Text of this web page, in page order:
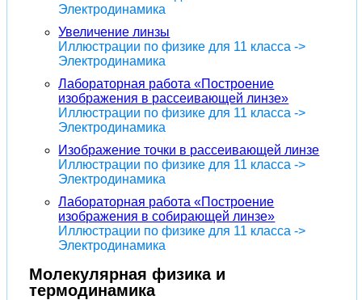
Электродинамика
Увеличение линзы
Иллюстрации по физике для 11 класса ->
Электродинамика
Лабораторная работа «Построение
изображения в рассеивающей линзе»
Иллюстрации по физике для 11 класса ->
Электродинамика
Изображение точки в рассеивающей линзе
Иллюстрации по физике для 11 класса ->
Электродинамика
Лабораторная работа «Построение
изображения в собирающей линзе»
Иллюстрации по физике для 11 класса ->
Электродинамика
Молекулярная физика и
термодинамика